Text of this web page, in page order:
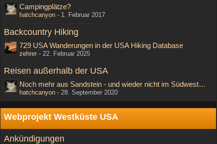
Campingplätze?
hatchcanyon - 1. Februar 2017
Backcountry Hiking
729 USA Wanderungen in der USA Hiking Database
zehrer - 22. Februar 2025
Reisen außerhalb der USA
Noch mehr aus Sandstein - und wieder nicht im Südwesten der USA
hatchcanyon - 28. September 2020
Webprojekt Westküste USA
Ankündigungen